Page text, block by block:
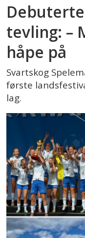
tevling: –
håpe på
Svartskog
første
lag.